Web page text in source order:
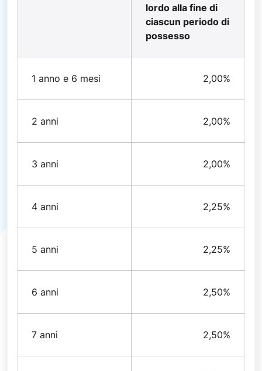
lordo alla fine di
ciascun periodo di
possesso
1 anno e 6 mesi 2,00%
2 anni 2,00%
3 anni 2,00%
4 anni 2,25%
5 anni 2,25%
6 anni 2,50%
7 anni 2,50%